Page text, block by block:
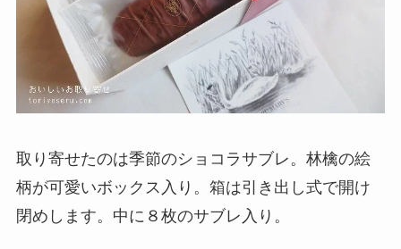
取り寄せたのは季節のショコラサブレ。林檎の絵
柄が可愛いボックス入り。箱は引き出し式で開け
閉めします。中に８枚のサブレ入り。